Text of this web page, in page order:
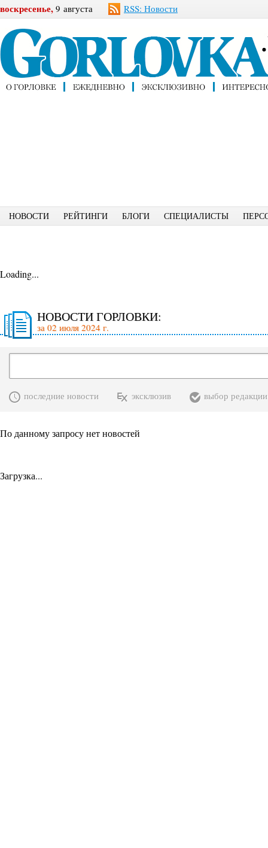
воскресенье, 9 августа RSS: Новости
НОВОСТИ РЕЙТИНГИ БЛОГИ СПЕЦИАЛИСТЫ
Loading...
НОВОСТИ ГОРЛОВКИ:
за 02 июля 2024 г.
последние новости эксклюзив выбор редакции
По данному запросу нет новостей
Загрузка...